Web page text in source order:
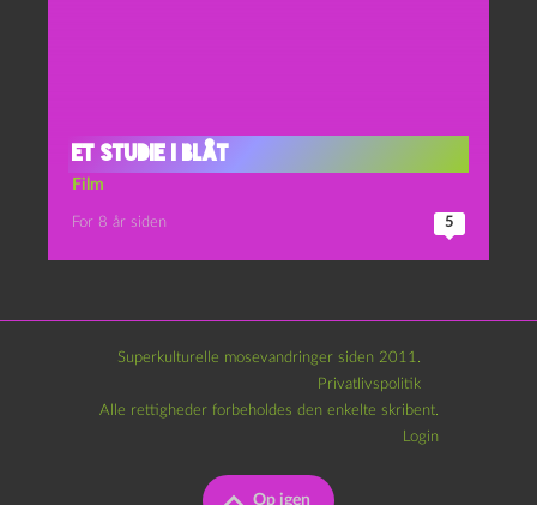
Et studie i blåt
Film
For 8 år siden 5
Superkulturelle mosevandringer siden 2011.
Privatlivspolitik
Op igen
Alle rettigheder forbeholdes den enkelte skribent.
Login